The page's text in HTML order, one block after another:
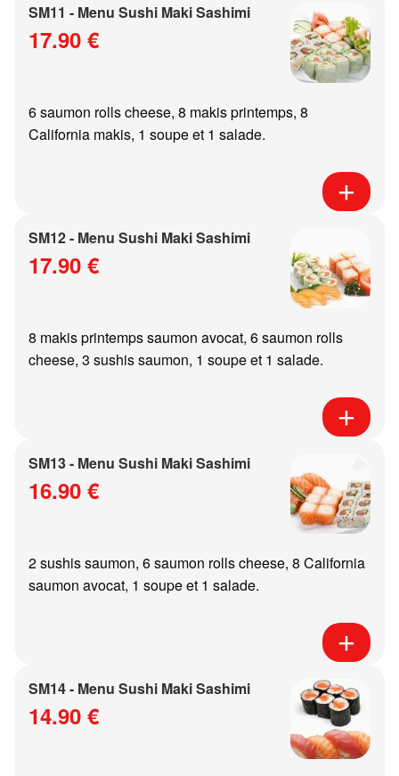
SM11 - Menu Sushi Maki Sashimi
17.90 €
6 saumon rolls cheese, 8 makis printemps, 8
California makis, 1 soupe et 1 salade.
SM12 - Menu Sushi Maki Sashimi
17.90 €
8 makis printemps saumon avocat, 6 saumon rolls
cheese, 3 sushis saumon, 1 soupe et 1 salade.
SM13 - Menu Sushi Maki Sashimi
16.90 €
2 sushis saumon, 6 saumon rolls cheese, 8 California
saumon avocat, 1 soupe et 1 salade.
SM14 - Menu Sushi Maki Sashimi
14.90 €